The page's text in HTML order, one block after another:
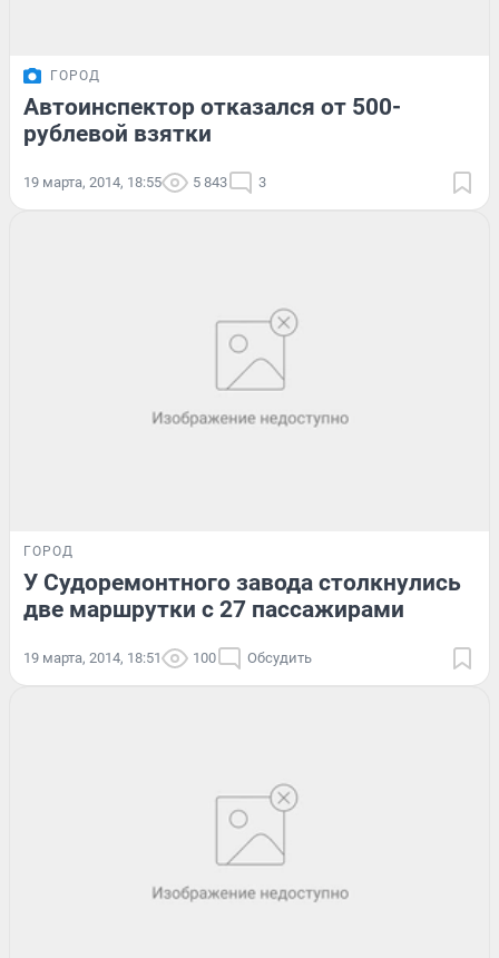
ГОРОД
Автоинспектор отказался от 500-
рублевой взятки
19 марта, 2014, 18:55 5 843 3
ГОРОД
У Судоремонтного завода столкнулись
две маршрутки с 27 пассажирами
19 марта, 2014, 18:51 100 Обсудить